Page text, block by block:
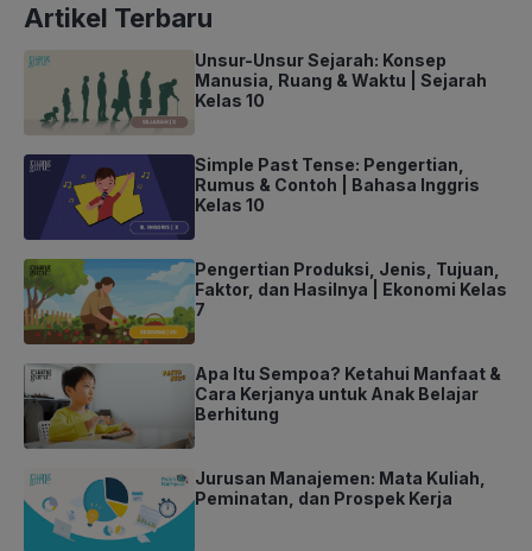
Artikel Terbaru
Unsur-Unsur Sejarah: Konsep
Manusia, Ruang & Waktu | Sejarah
Kelas 10
Simple Past Tense: Pengertian,
Rumus & Contoh | Bahasa Inggris
Kelas 10
Pengertian Produksi, Jenis, Tujuan,
Faktor, dan Hasilnya | Ekonomi Kelas
7
Apa Itu Sempoa? Ketahui Manfaat &
Cara Kerjanya untuk Anak Belajar
Berhitung
Jurusan Manajemen: Mata Kuliah,
Peminatan, dan Prospek Kerja